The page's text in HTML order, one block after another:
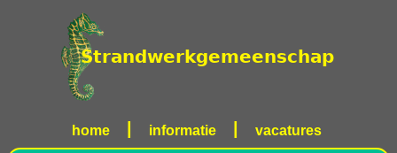
home informatie vacatures